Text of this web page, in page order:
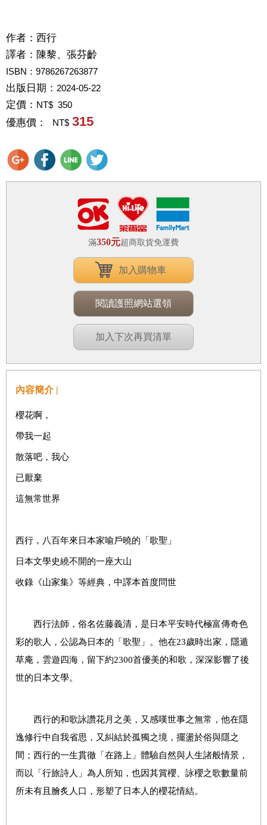
作者： 西行
譯者： 陳黎、張芬齡
ISBN：9786267263877
出版日期： 2024-05-22
定價： NT$ 350
優惠價： NT$ 315
滿350元超商取貨免運費
加入購物車
閱讀護照網站選領
加入下次再買清單
內容簡介 |
櫻花啊，
帶我一起
散落吧，我心
已厭棄
這無常世界
西行，八百年來日本家喻戶曉的「歌聖」
日本文學史繞不開的一座大山
收錄《山家集》等經典，中譯本首度問世
西行法師，俗名佐藤義清，是日本平安時代極富傳奇色
彩的歌人，公認為日本的「歌聖」。他在23歲時出家，隱遁
草庵，雲遊四海，留下約2300首優美的和歌，深深影響了後
世的日本文學。
西行的和歌詠讚花月之美，又感嘆世事之無常，他在隱
逸修行中自我省思，又糾結於孤獨之境，擺盪於俗與隱之
間；西行的一生貫徹「在路上」體驗自然與人生諸般情景，
而以「行旅詩人」為人所知，也因其賞櫻、詠櫻之歌數量前
所未有且膾炙人口，形塑了日本人的櫻花情結。